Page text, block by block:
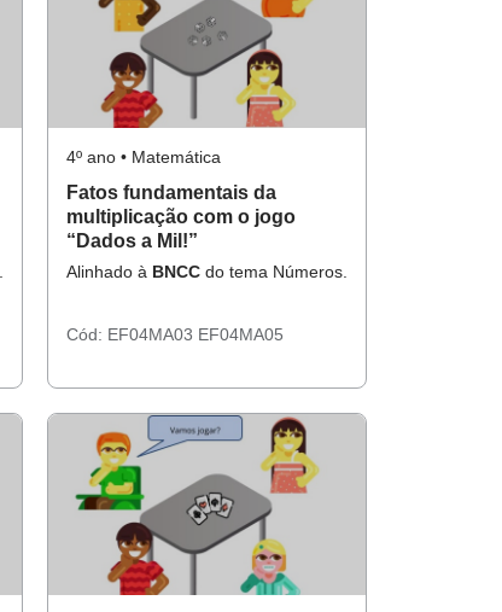
4º ano • Matemática
Fatos fundamentais da
multiplicação com o jogo
“Dados a Mil!”
Alinhado à BNCC do tema Números.
Cód: EF04MA03 EF04MA05